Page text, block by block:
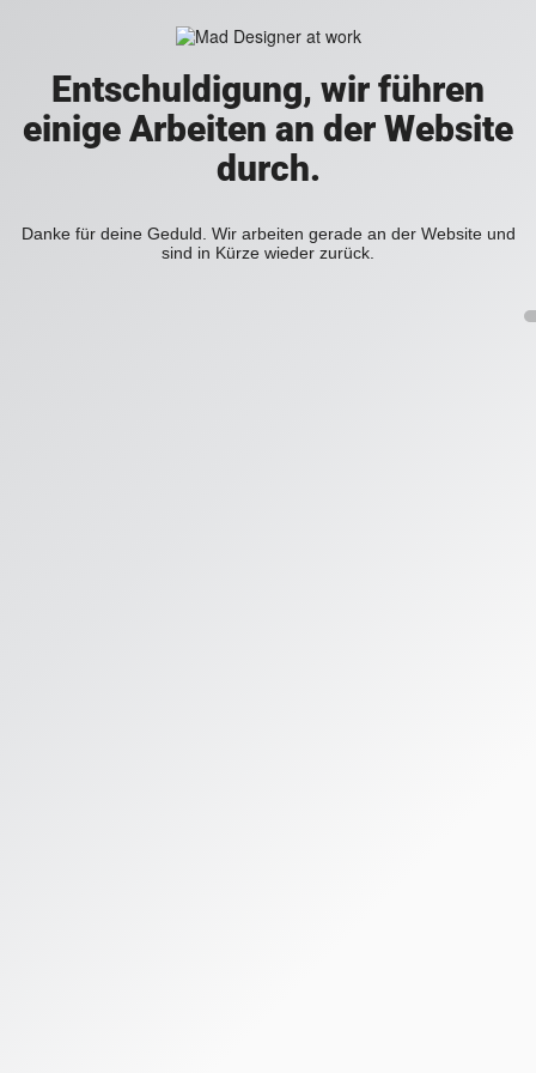
Entschuldigung, wir führen
einige Arbeiten an der Website
durch.
Danke für deine Geduld. Wir arbeiten gerade an der Website und
sind in Kürze wieder zurück.